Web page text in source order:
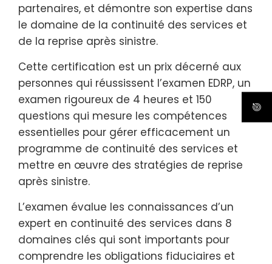
partenaires, et démontre son expertise dans
le domaine de la continuité des services et
de la reprise après sinistre.
Cette certification est un prix décerné aux
personnes qui réussissent l’examen EDRP, un
examen rigoureux de 4 heures et 150
questions qui mesure les compétences
essentielles pour gérer efficacement un
programme de continuité des services et
mettre en œuvre des stratégies de reprise
après sinistre.
L’examen évalue les connaissances d’un
expert en continuité des services dans 8
domaines clés qui sont importants pour
comprendre les obligations fiduciaires et